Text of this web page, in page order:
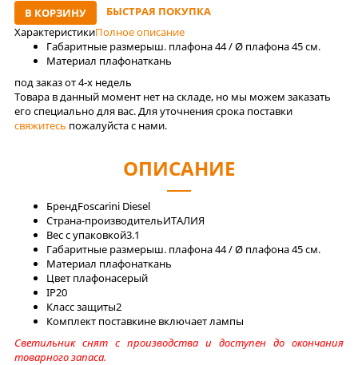
В КОРЗИНУ
БЫСТРАЯ ПОКУПКА
ХарактеристикиПолное описание
Габаритные размерыш. плафона 44 / Ø плафона 45 см.
Материал плафонаткань
под заказ от 4-x недель
Товара в данный момент нет на складе, но мы можем заказать
его специально для вас. Для уточнения срока поставки
свяжитесь пожалуйста с нами.
ОПИСАНИЕ
БрендFoscarini Diesel
Страна-производительИТАЛИЯ
Вес с упаковкой3.1
Габаритные размерыш. плафона 44 / Ø плафона 45 см.
Материал плафонаткань
Цвет плафонасерый
IP20
Класс защиты2
Комплект поставкине включает лампы
Светильник снят с производства и доступен до окончания
товарного запаса.